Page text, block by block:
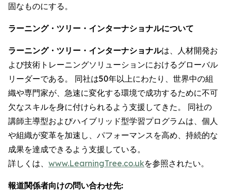
固なものにする。
ラーニング・ツリー・インターナショナルについて
ラーニング・ツリー・インターナショナルは、人材開発お
よび技術トレーニングソリューションにおけるグローバル
リーダーである。 同社は50年以上にわたり、世界中の組
織や専門家が、急速に変化する環境で成功するために不可
欠なスキルを身に付けられるよう支援してきた。 同社の
講師主導型およびハイブリッド型学習プログラムは、個人
や組織が変革を加速し、パフォーマンスを高め、持続的な
成果を達成できるよう支援している。
詳しくは、 www.LearningTree.co.ukを参照されたい。
報道関係者向けの問い合わせ先: